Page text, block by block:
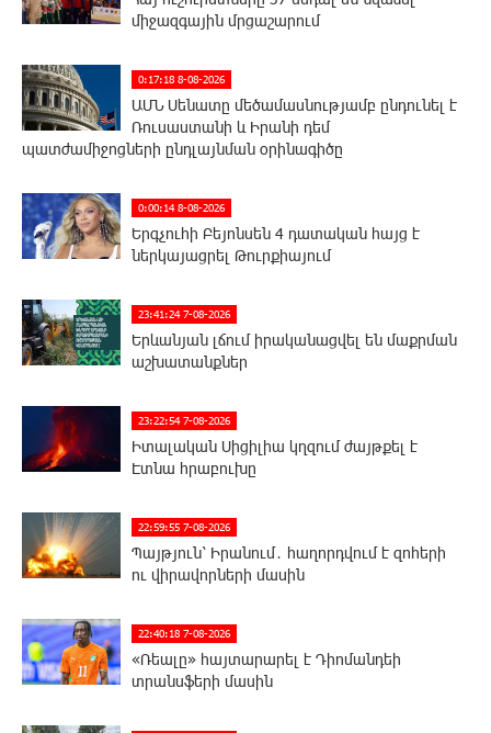
միջազգային մրցաշարում
0:17:18 8-08-2026
ԱՄՆ Սենատը մեծամասնությամբ ընդունել է
Ռուսաստանի և Իրանի դեմ
պատժամիջոցների ընդլայնման օրինագիծը
0:00:14 8-08-2026
Երգչուհի Բեյոնսեն ​​4 դատական հայց է
ներկայացրել Թուրքիայում
23:41:24 7-08-2026
Երևանյան լճում իրականացվել են մաքրման
աշխատանքներ
23:22:54 7-08-2026
Իտալական Սիցիլիա կղզում ժայթքել է
Էտնա հրաբուխը
22:59:55 7-08-2026
Պայթյուն՝ Իրանում․ հաղորդվում է զոհերի
ու վիրավորների մասին
22:40:18 7-08-2026
«Ռեալը» հայտարարել է Դիոմանդեի
տրանսֆերի մասին